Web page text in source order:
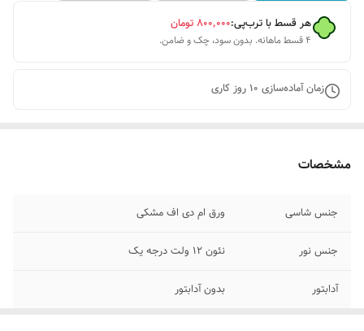
هر قسط با ترب‌پی:۸۰۰٬۰۰۰تومان
۴ قسط ماهانه. بدون سود، چک و ضامن.
زمان آماده‌سازی 10روز کاری
مشخصات
جنس شاسی ورق ام دی اف مشکی
جنس نور نئون ۱۲ ولت درجه یک
آدابتور بدون آدابتور